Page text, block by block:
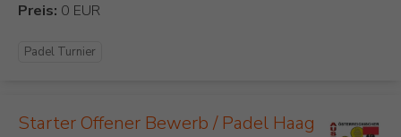
Preis:
Padel Turnier
Starter Offener Bewerb / Padel Haag